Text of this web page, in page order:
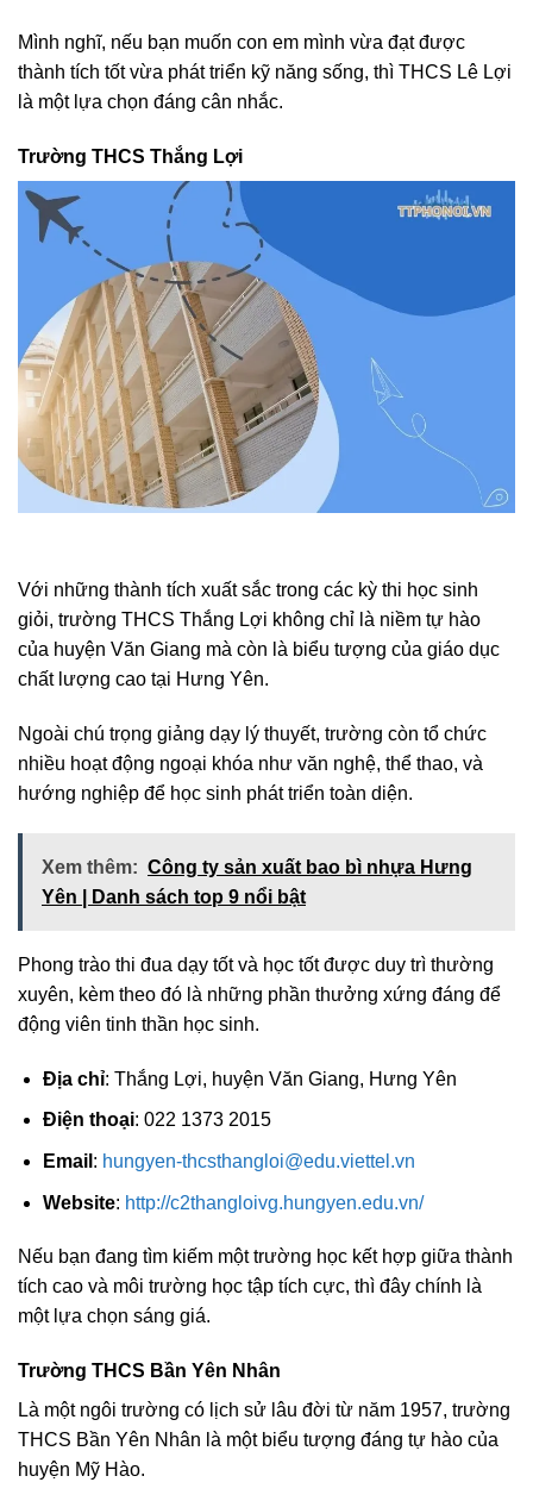
Mình nghĩ, nếu bạn muốn con em mình vừa đạt được
thành tích tốt vừa phát triển kỹ năng sống, thì THCS Lê Lợi
là một lựa chọn đáng cân nhắc.
Trường THCS Thắng Lợi
Với những thành tích xuất sắc trong các kỳ thi học sinh
giỏi, trường THCS Thắng Lợi không chỉ là niềm tự hào
của huyện Văn Giang mà còn là biểu tượng của giáo dục
chất lượng cao tại Hưng Yên.
Ngoài chú trọng giảng dạy lý thuyết, trường còn tổ chức
nhiều hoạt động ngoại khóa như văn nghệ, thể thao, và
hướng nghiệp để học sinh phát triển toàn diện.
Xem thêm: Công ty sản xuất bao bì nhựa Hưng
Yên | Danh sách top 9 nổi bật
Phong trào thi đua dạy tốt và học tốt được duy trì thường
xuyên, kèm theo đó là những phần thưởng xứng đáng để
động viên tinh thần học sinh.
Địa chỉ: Thắng Lợi, huyện Văn Giang, Hưng Yên
Điện thoại: 022 1373 2015
Email : hungyen-thcsthangloi@edu.viettel.vn
Website: http://c2thangloivg.hungyen.edu.vn/
Nếu bạn đang tìm kiếm một trường học kết hợp giữa thành
tích cao và môi trường học tập tích cực, thì đây chính là
một lựa chọn sáng giá.
Trường THCS Bần Yên Nhân
Là một ngôi trường có lịch sử lâu đời từ năm 1957, trường
THCS Bần Yên Nhân là một biểu tượng đáng tự hào của
huyện Mỹ Hào.